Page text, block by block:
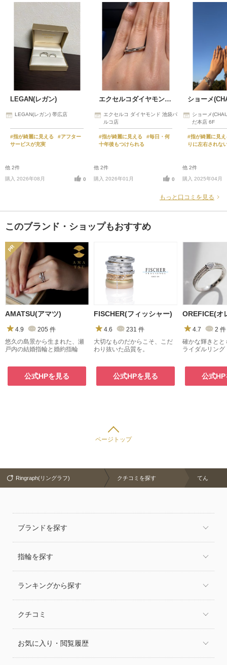
LEGAN(レガン)
LEGAN(レガン) 帯広店
#指が綺麗に見える
#アフター
サービスが充実
他 2件
購入 2026年08月
0
エクセルコダイヤモンド(EXELCO DIAMOND)
エクセルコ ダイヤモンド 池袋パ
ルコ店
#指が綺麗に見える
#毎日・何
十年後もつけられる
他 2件
購入 2026年01月
0
ショーメ
ショーメ
だ本店 6F
#指が綺麗に見
りに左右されな
他 2件
購入 2025年04月
もっと口コミを見る
このブランド・ショップもおすすめ
AMATSU(アマツ)
4.9 205 件
悠久の島景から生まれた、瀬
戸内の結婚指輪と婚約指輪
公式HPを見る
FISCHER(フィッシャー)
4.6 231 件
大切なものだからこそ、こだ
わり抜いた品質を。
公式HPを見る
4.7 2 件
確かな輝きとと
ライダルリング
公式
ページトップ
Ringraph(リングラフ) クチコミを探す てん
ブランドを探す
指輪を探す
ランキングから探す
クチコミ
お気に入り・閲覧履歴